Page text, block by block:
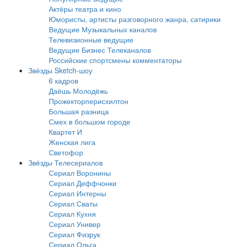
Актёры театра и кино
Юмористы, артисты разговорного жанра, сатирики
Ведущие Музыкальных каналов
Телевизионные ведущие
Ведущие Бизнес Телеканалов
Российские спортсмены комментаторы
Звёзды Sketch-шоу
6 кадров
Даёшь Молодёжь
Прожекторперисхилтон
Большая разница
Смех в большом городе
Квартет И
Женская лига
Светофор
Звёзды Телесериалов
Сериал Воронины
Сериал Деффчонки
Сериал Интерны
Сериал Сваты
Сериал Кухня
Сериал Универ
Сериал Физрук
Сериал Ольга